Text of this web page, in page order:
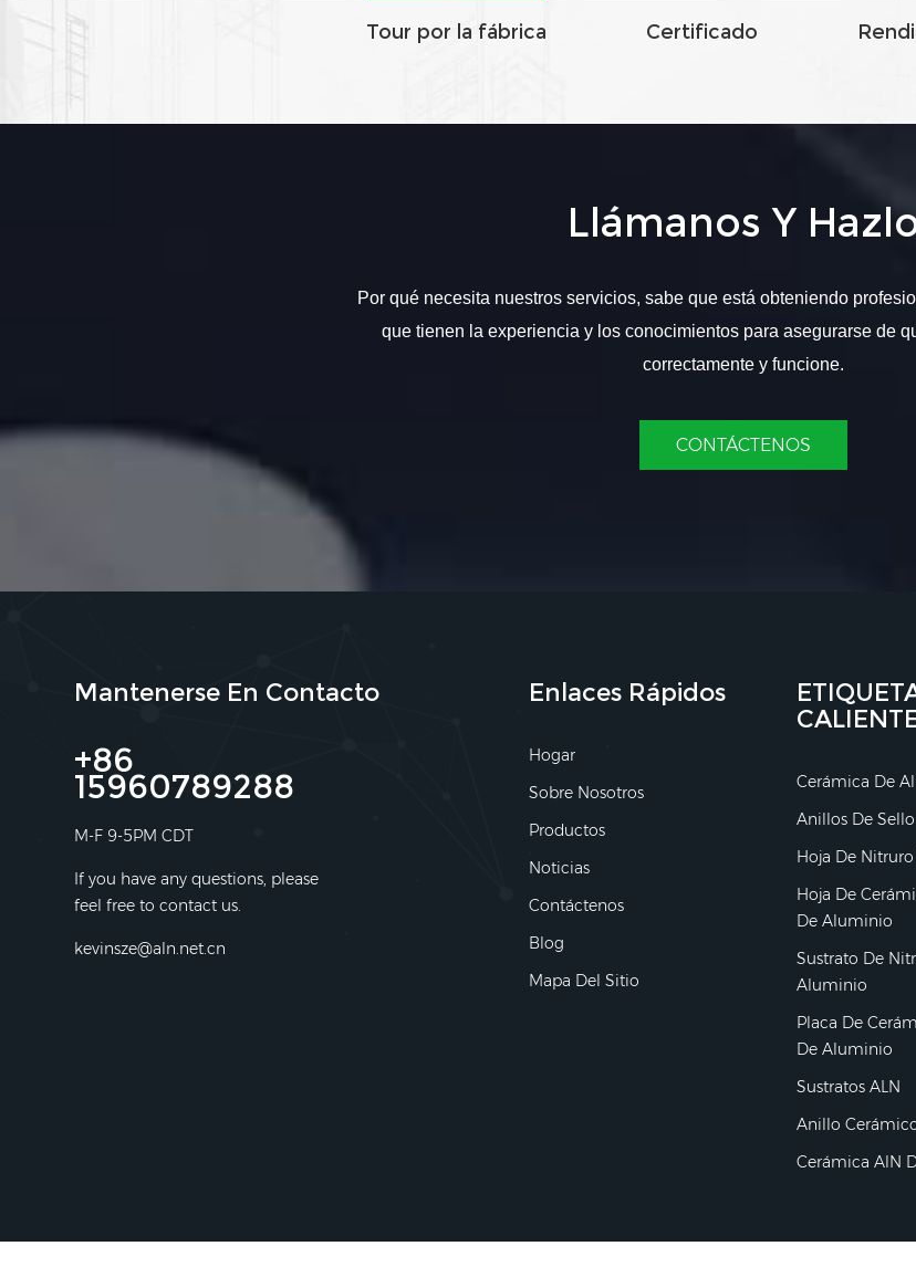
Tour por la fábrica Certificado
Llámanos Y
Por qué necesita nuestros servicios, sabe que está obteniendo
que tienen la experiencia y los conocimientos para asegurarse de
correctamente y funcione.
CONTÁCTENOS
Mantenerse En Contacto
+86
15960789288
M-F 9-5PM CDT
If you have any questions, please
feel free to contact us.
kevinsze@aln.net.cn
Enlaces Rápidos
Hogar
Sobre Nosotros
Productos
Noticias
Contáctenos
Blog
Mapa Del Sitio
Cerámica De
Anillos De
Hoja De
Hoja De
De Aluminio
Sustrato De
Aluminio
Placa De
De Aluminio
Sustratos ALN
Anillo
Cerámica AlN